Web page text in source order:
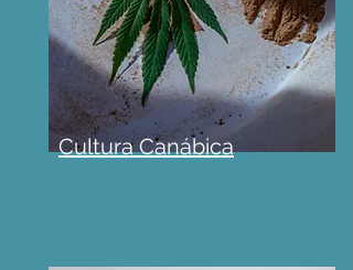
Cultura Canábica